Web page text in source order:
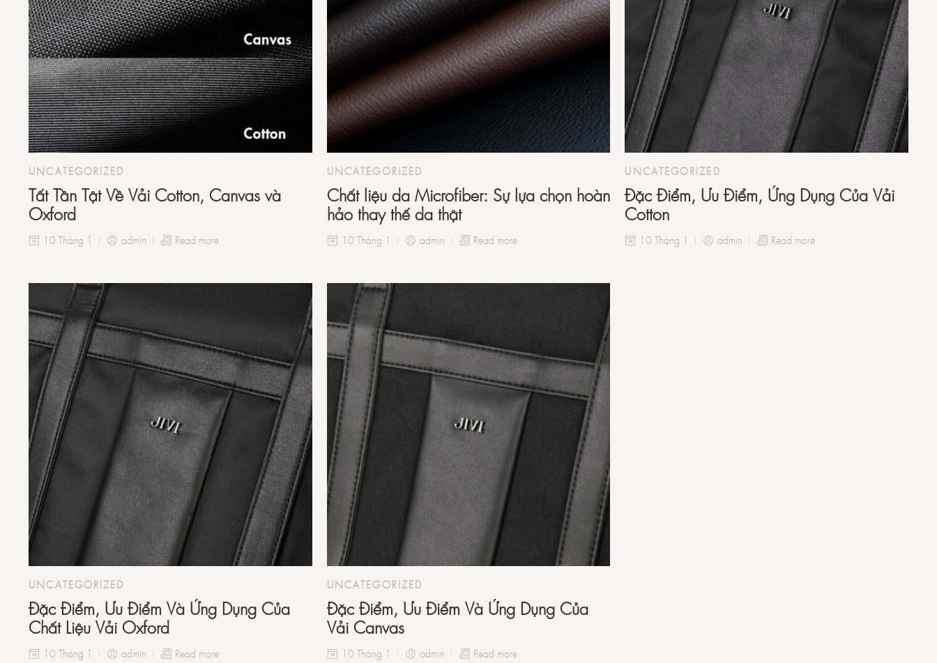
UNCATEGORIZED
Tất Tần Tật Về Vải Cotton, Canvas và
Oxford
10 Tháng 1 admin Read more
UNCATEGORIZED
Chất liệu da Microfiber: Sự lựa chọn hoàn
hảo thay thế da thật
10 Tháng 1 admin Read more
UNCATEGORIZED
Đặc Điểm, Ưu Điểm, Ứng Dụng Của Vải
Cotton
10 Tháng 1 admin Read more
UNCATEGORIZED
Đặc Điểm, Ưu Điểm Và Ứng Dụng Của
Chất Liệu Vải Oxford
10 Tháng 1 admin Read more
UNCATEGORIZED
Đặc Điểm, Ưu Điểm Và Ứng Dụng Của
Vải Canvas
10 Tháng 1 admin Read more